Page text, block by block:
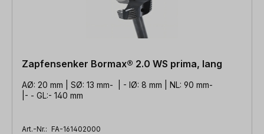
Zapfensenker Bormax® 2.0 WS prima, lang
AØ: 20 mm | SØ: 13 mm- | - IØ: 8 mm | NL: 90 mm-
|- - GL:- 140 mm
Art.-Nr.: FA-161402000